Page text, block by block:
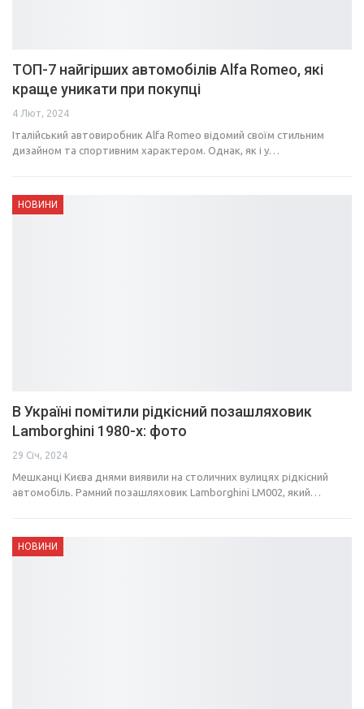
ТОП-7 найгірших автомобілів Alfa Romeo, які
краще уникати при покупці
4 Лют, 2024
Італійський автовиробник Alfa Romeo відомий своїм стильним
дизайном та спортивним характером. Однак, як і у…
НОВИНИ
В Україні помітили рідкісний позашляховик
Lamborghini 1980-х: фото
29 Січ, 2024
Мешканці Києва днями виявили на столичних вулицях рідкісний
автомобіль. Рамний позашляховик Lamborghini LM002, який…
НОВИНИ